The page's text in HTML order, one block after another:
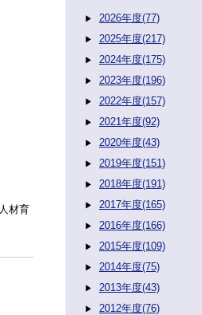
材育
2026年度(77)
2025年度(217)
2024年度(175)
2023年度(196)
2022年度(157)
2021年度(92)
2020年度(43)
2019年度(151)
2018年度(191)
2017年度(165)
2016年度(166)
2015年度(109)
2014年度(75)
2013年度(43)
2012年度(76)